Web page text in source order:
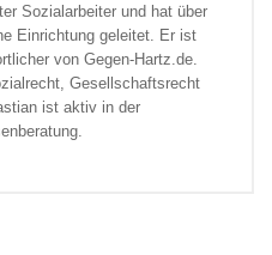
Sozialarbeiter und hat über
Einrichtung geleitet. Er ist
von Gegen-Hartz.de.
Gesellschaftsrecht
ist aktiv in der